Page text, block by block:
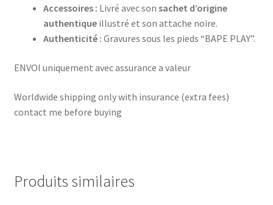
Accessoires : Livré avec son sachet d’origine
authentiqueillustré et son attache noire.
Authenticité : Gravures sous les pieds “BAPE PLAY”.
ENVOI uniquement avec assurance a valeur
Worldwide shipping only with insurance (extra fees)
contact me before buying
Produits similaires